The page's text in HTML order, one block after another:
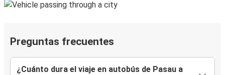
Preguntas frecuentes
¿Cuánto dura el viaje en autobús de Pasau a